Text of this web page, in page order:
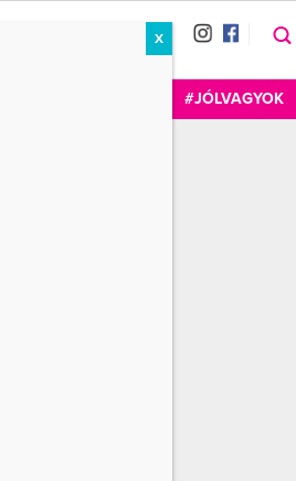
#JÓLVAGYOK
X